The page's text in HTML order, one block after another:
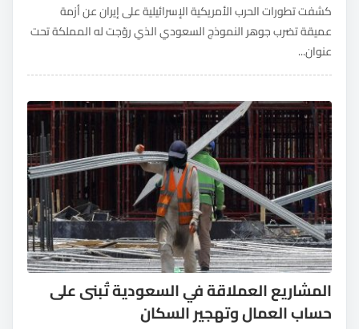
كشفت تطورات الحرب الأمريكية الإسرائيلية على إيران عن أزمة
عميقة تضرب جوهر النموذج السعودي الذي روّجت له المملكة تحت
عنوان...
المشاريع العملاقة في السعودية تُبنى على
حساب العمال وتهجير السكان